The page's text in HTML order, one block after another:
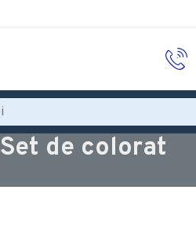
Set de colorat